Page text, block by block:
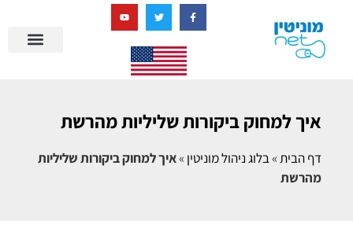
איך למחוק ביקורות שליליות מהרשת
דף הבית»בלוג ניהול מוניטין »איך למחוק ביקורות שליליות
מהרשת